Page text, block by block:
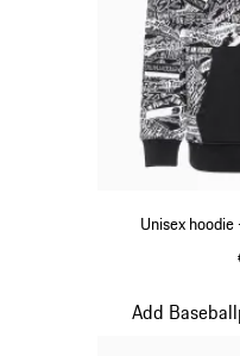
Unisex
Add